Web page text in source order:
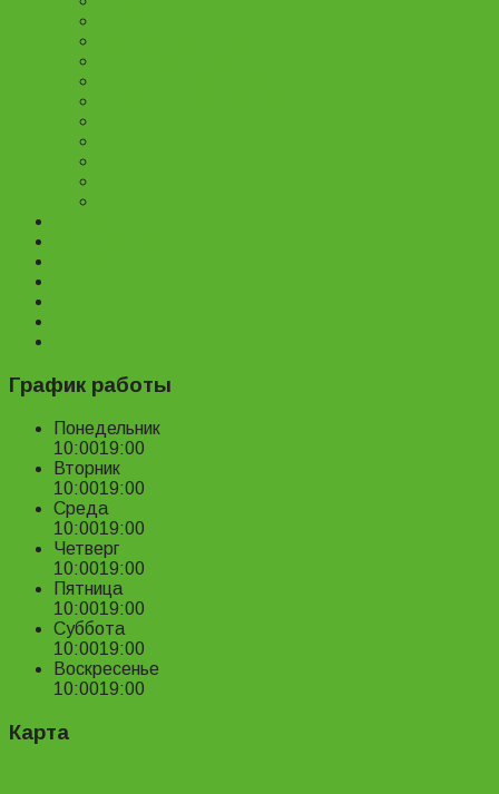
График работы
Понедельник
10:0019:00
Вторник
10:0019:00
Среда
10:0019:00
Четверг
10:0019:00
Пятница
10:0019:00
Суббота
10:0019:00
Воскресенье
10:0019:00
Карта